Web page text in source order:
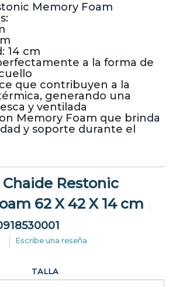
Memory Foam
14 cm
a la forma de
que contribuyen a la
generando una
y ventilada
Memory Foam que brinda
y soporte durante el
Restonic
62 X 42 X 14 cm
Escribe una reseña
TALLA